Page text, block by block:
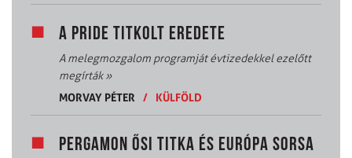
A PRIDE TITKOLT EREDETE
A melegmozgalom programját évtizedekkel ezelőtt
megírták»
MORVAY PÉTER
/ KÜLFÖLD
PERGAMON ŐSI TITKA ÉS EURÓPA SORSA